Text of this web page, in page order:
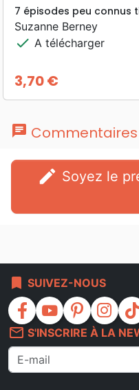
7 épisodes peu connus
Suzanne Berney
check A télécharger
Prix
3,70 €
chat
edit
bookmark SUIVEZ-NOUS
facebook youtube pinterest instagram
tiktok
mail_outline S'INSCRIRE À LA